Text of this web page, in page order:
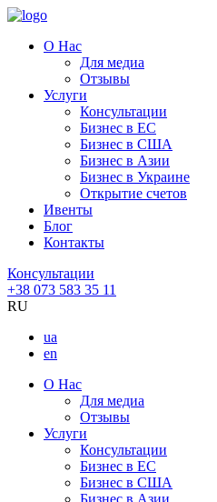
О Нас
Для медиа
Отзывы
Услуги
Консультации
Бизнес в ЕС
Бизнес в США
Бизнес в Азии
Бизнес в Украине
Открытие счетов
Ивенты
Блог
Контакты
Консультации
+38 073 583 35 11
RU
ua
en
О Нас
Для медиа
Отзывы
Услуги
Консультации
Бизнес в ЕС
Бизнес в США
Бизнес в Азии